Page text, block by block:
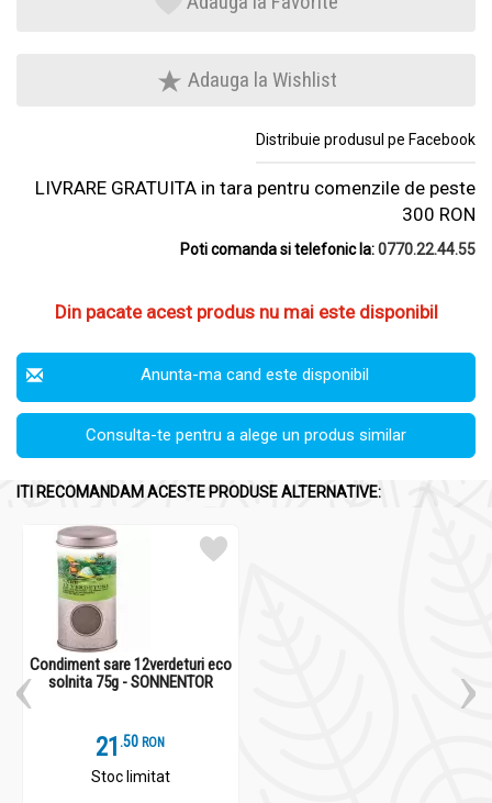
Adauga la Wishlist
Distribuie produsul pe Facebook
LIVRARE GRATUITA in tara pentru comenzile de peste
300 RON
Poti comanda si telefonic la:0770.22.44.55
Din pacate acest produs nu mai este disponibil
Anunta-ma cand este disponibil
Consulta-te pentru a alege un produs similar
ITI RECOMANDAM ACESTE PRODUSE ALTERNATIVE:
Condiment sare 12verdeturi eco
solnita 75g - SONNENTOR
21 .5 RON
Stoc limitat